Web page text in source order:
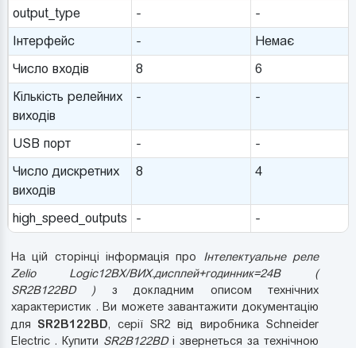
output_type
-
-
Інтерфейс
-
Немає
Число входів
8
6
Кількість релейних
виходів
- -
USB порт -
-
Число дискретних
виходів
8 4
high_speed_outputs - -
На цій сторінці інформація про Інтелектуальне реле
Zelio Logic12ВХ/ВИХ.дисплей+годинник=24В (
SR2B122BD ) з докладним описом технічних
характеристик . Ви можете завантажити документацію
для SR2B122BD, серії SR2 від виробника Schneider
Electric . Купити SR2B122BDі звернеться за технічною